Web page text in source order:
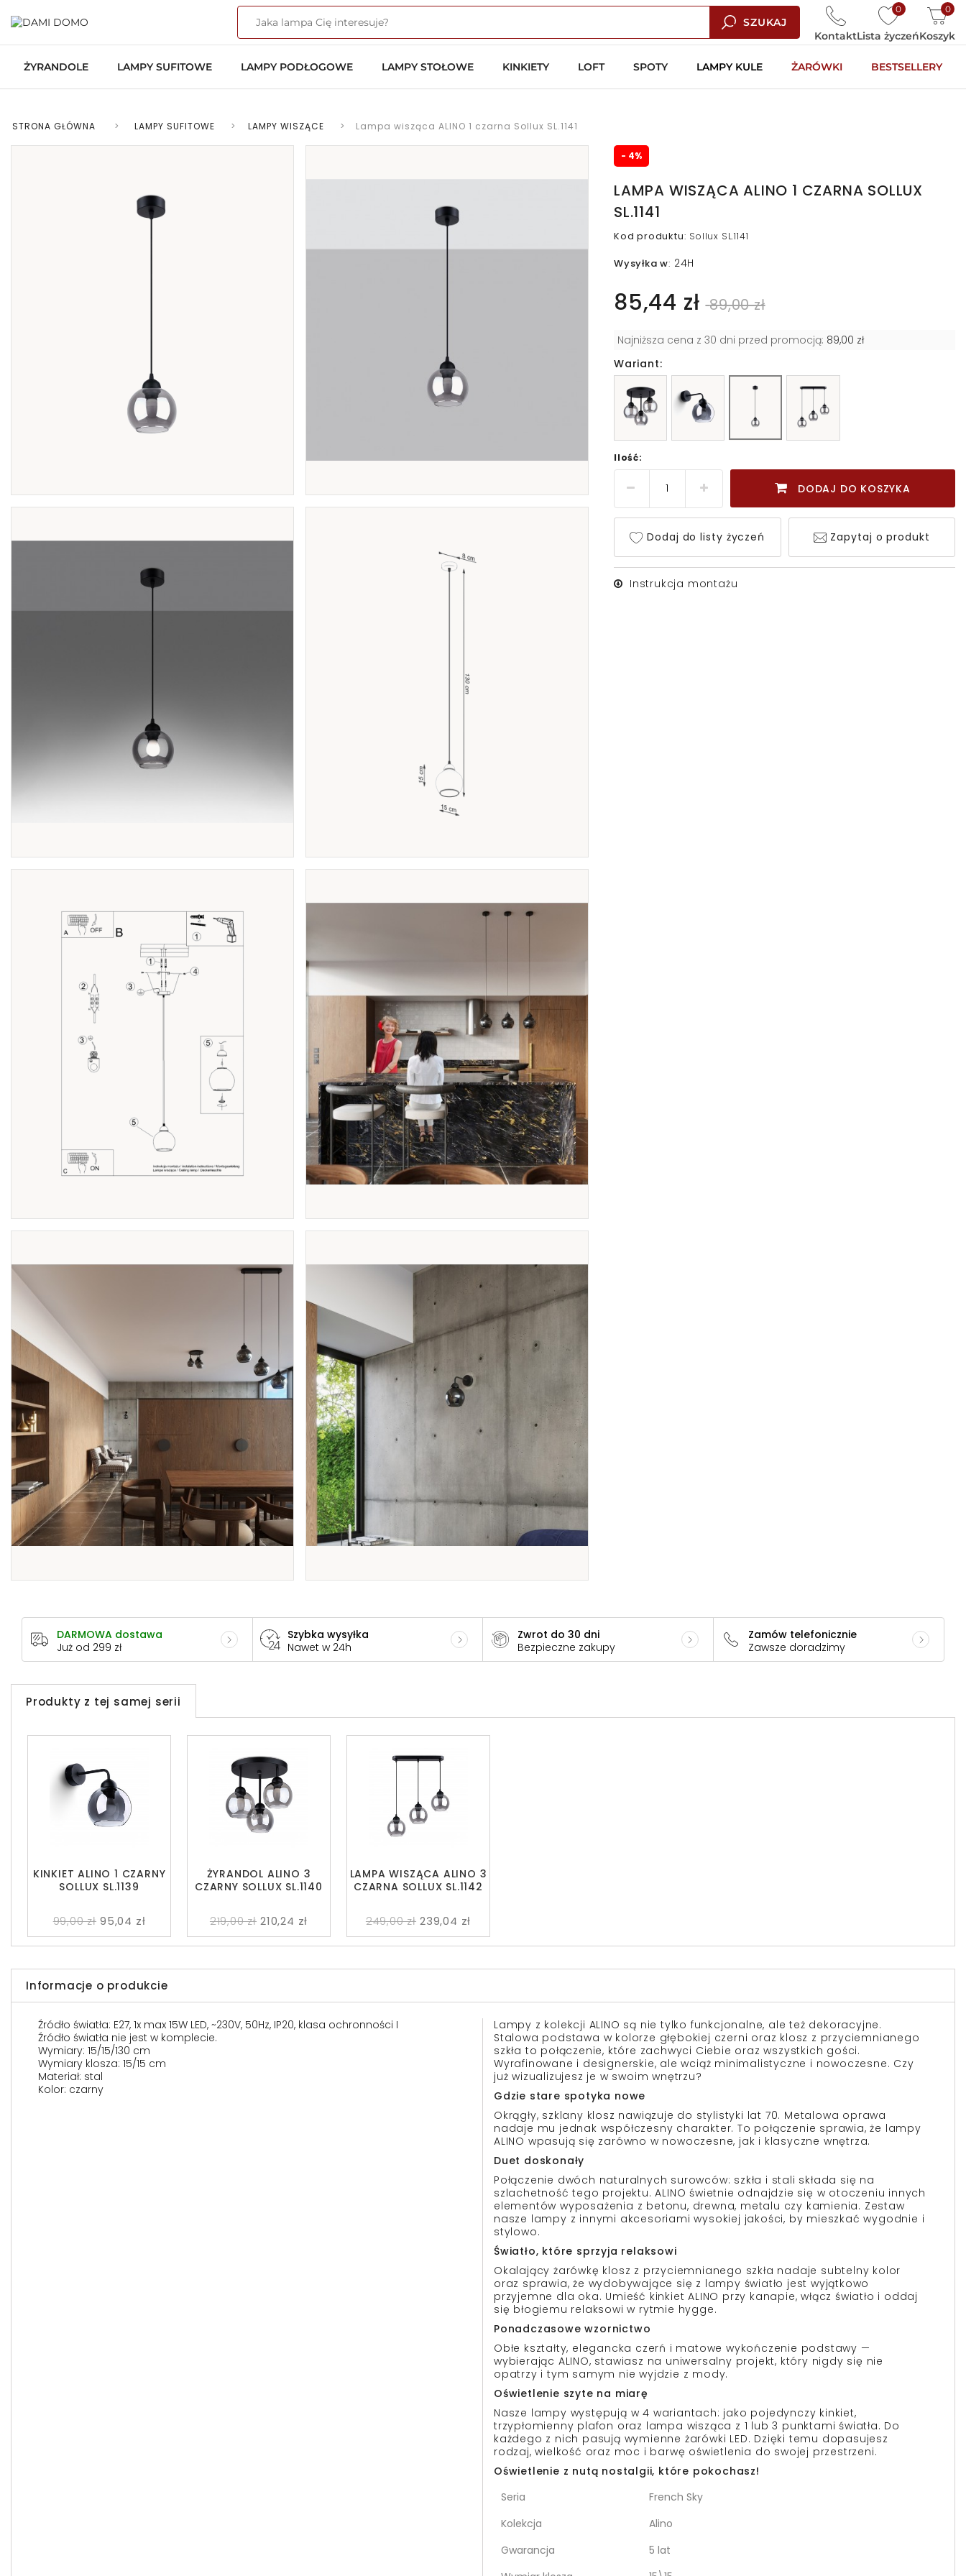
SZUKAJ
0
Lista życzeń
0
Koszyk
Kontakt
ŻYRANDOLE LAMPY SUFITOWE LAMPY PODŁOGOWE LAMPY STOŁOWE KINKIETY LOFT SPOTY LAMPY KULE ŻARÓWKI BESTSELLERY
STRONA GŁÓWNA > LAMPY SUFITOWE > LAMPY WISZĄCE > Lampa wisząca ALINO 1 czarna Sollux SL.1141
- 4%
LAMPA WISZĄCA ALINO 1 CZARNA SOLLUX
SL.1141
Kod produktu: Sollux SL.1141
Wysyłka w: 24H
85,44 zł 89,00 zł
Najniższa cena z 30 dni przed promocją: 89,00 zł
Wariant:
Ilość:
DODAJ DO KOSZYKA
Dodaj do listy życzeń Zapytaj o produkt
Instrukcja montażu
DARMOWA dostawa
Już od 299 zł
Szybka wysyłka
Nawet w 24h
Zwrot do 30 dni
Bezpieczne zakupy
Zamów telefonicznie
Zawsze doradzimy
Produkty z tej samej serii
KINKIET ALINO 1 CZARNY
SOLLUX SL.1139
99,00 zł 95,04 zł
LAMPA WISZĄCA ALINO 3
CZARNA SOLLUX SL.1142
249,00 zł 239,04 zł
ŻYRANDOL ALINO 3
CZARNY SOLLUX SL.1140
219,00 zł 210,24 zł
Informacje o produkcie
Źródło światła: E27, 1x max 15W LED, ~230V, 50Hz, IP20, klasa ochronności I
Źródło światła nie jest w komplecie.
Wymiary: 15/15/130 cm
Wymiary klosza: 15/15 cm
Materiał: stal
Kolor: czarny
Lampy z kolekcji ALINO są nie tylko funkcjonalne, ale też dekoracyjne.
Stalowa podstawa w kolorze głębokiej czerni oraz klosz z przyciemnianego
szkła to połączenie, które zachwyci Ciebie oraz wszystkich gości.
Wyrafinowane i designerskie, ale wciąż minimalistyczne i nowoczesne. Czy
już wizualizujesz je w swoim wnętrzu?
Gdzie stare spotyka nowe
Okrągły, szklany klosz nawiązuje do stylistyki lat 70. Metalowa oprawa
nadaje mu jednak współczesny charakter. To połączenie sprawia, że lampy
ALINO wpasują się zarówno w nowoczesne, jak i klasyczne wnętrza.
Duet doskonały
Połączenie dwóch naturalnych surowców: szkła i stali składa się na
szlachetność tego projektu. ALINO świetnie odnajdzie się w otoczeniu innych
elementów wyposażenia z betonu, drewna, metalu czy kamienia. Zestaw
nasze lampy z innymi akcesoriami wysokiej jakości, by mieszkać wygodnie i
stylowo.
Światło, które sprzyja relaksowi
Okalający żarówkę klosz z przyciemnianego szkła nadaje subtelny kolor
oraz sprawia, że wydobywające się z lampy światło jest wyjątkowo
przyjemne dla oka. Umieść kinkiet ALINO przy kanapie, włącz światło i oddaj
się błogiemu relaksowi w rytmie hygge.
Ponadczasowe wzornictwo
Obłe kształty, elegancka czerń i matowe wykończenie podstawy —
wybierając ALINO, stawiasz na uniwersalny projekt, który nigdy się nie
opatrzy i tym samym nie wyjdzie z mody.
Oświetlenie szyte na miarę
Nasze lampy występują w 4 wariantach: jako pojedynczy kinkiet,
trzypłomienny plafon oraz lampa wisząca z 1 lub 3 punktami światła. Do
każdego z nich pasują wymienne żarówki LED. Dzięki temu dopasujesz
rodzaj, wielkość oraz moc i barwę oświetlenia do swojej przestrzeni.
Oświetlenie z nutą nostalgii, które pokochasz!
Seria
French Sky
Kolekcja
Alino
Gwarancja
5 lat